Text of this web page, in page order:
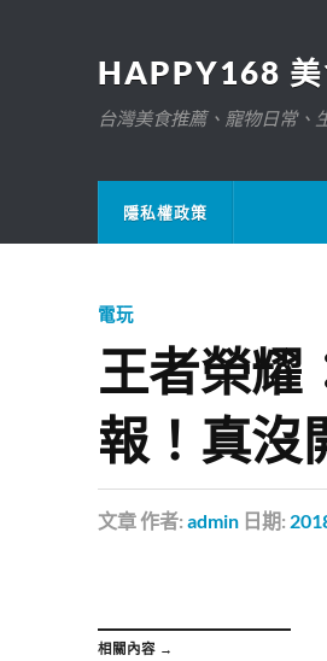
HAPPY168 美
台灣美食推薦、寵物日常
隱私權政策
電玩
王者榮耀
報！真沒
文章作者: admin 日期:
相關內容 →